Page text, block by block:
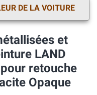
DE LA VOITURE
et
LAND
pour retouche
Opaque